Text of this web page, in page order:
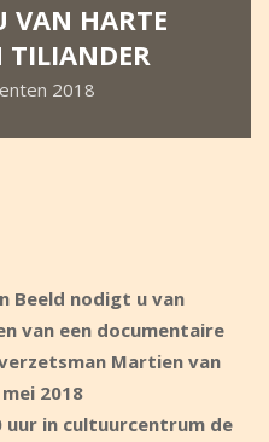
VAN HARTE
TILIANDER
2018
Beeld nodigt u van
van een documentaire
Martien van
2018
uur in cultuurcentrum de